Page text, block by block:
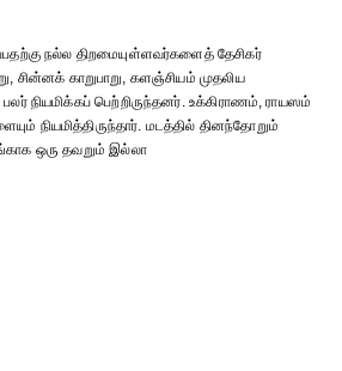
நல்ல திறமையுள்ளவர்களைத் தேசிகர்
சின்னக் காறுபாறு, களஞ்சியம் முதலிய
நியமிக்கப் பெற்றிருந்தனர். உக்கிராணம், ராயஸம்
நியமித்திருந்தார். மடத்தில் தினந்தோறும்
ஒரு தவறும் இல்லா